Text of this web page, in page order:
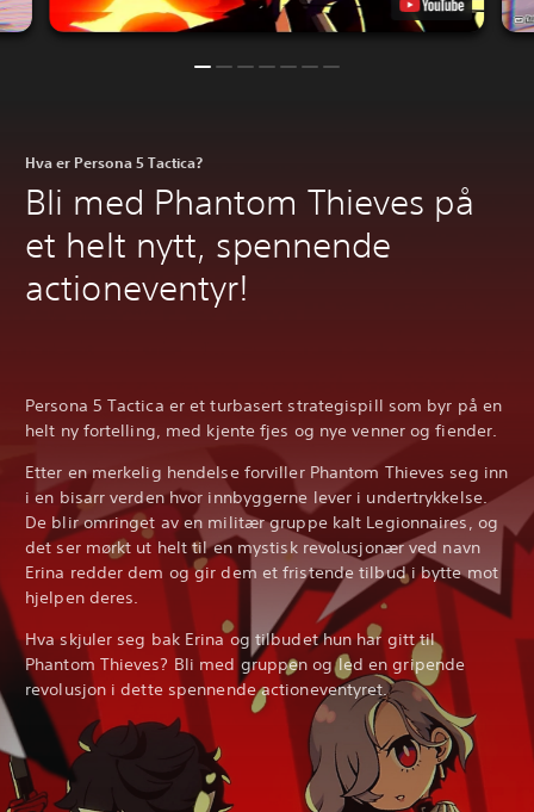
Hva er Persona 5 Tactica?
Bli med Phantom Thieves på
et helt nytt, spennende
actioneventyr!
Persona 5 Tactica er et turbasert strategispill som byr på en
helt ny fortelling, med kjente fjes og nye venner og fiender.
Etter en merkelig hendelse forviller Phantom Thieves seg inn
i en bisarr verden hvor innbyggerne lever i undertrykkelse.
De blir omringet av en militær gruppe kalt Legionnaires, og
det ser mørkt ut helt til en mystisk revolusjonær ved navn
Erina redder dem og gir dem et fristende tilbud i bytte mot
hjelpen deres.
Hva skjuler seg bak Erina og tilbudet hun har gitt til
Phantom Thieves? Bli med gruppen og led en gripende
revolusjon i dette spennende actioneventyret.